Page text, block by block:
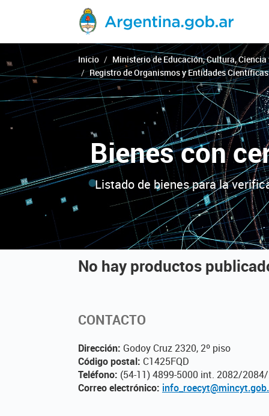
Inicio
Ministerio de Educación, Cultura, Ciencia
Registro de Organismos y Entidades
Bienes con
Listado de bienes para la
No hay productos
CONTACTO
Dirección: Godoy Cruz 2320, 2º piso
Código postal: C1425FQD
Teléfono: (54-11) 4899-5000 int. 2082/
Correo electrónico: